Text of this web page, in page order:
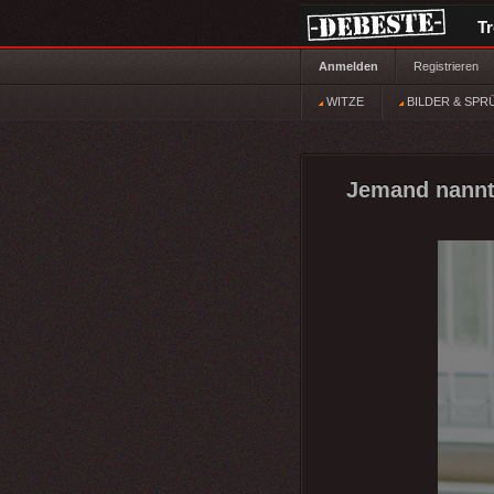
Anmelden Registrieren
WITZE BILDER &
Jemand